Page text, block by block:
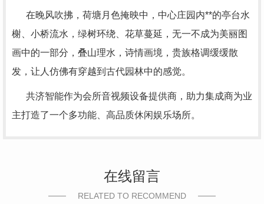
在晚风吹拂，荷塘月色掩映中，中心庄园内**的亭台水
榭、小桥流水，绿树环绕、花草蔓延，无一不成为美丽图
画中的一部分，叠山理水，诗情画境，贵族格调缓缓散
发，让人仿佛有穿越到古代园林中的感觉。
共济智能作为会所音视频设备提供商，助力集成商为业
主打造了一个多功能、高品质休闲娱乐场所。
在线留言
RELATED TO RECOMMEND